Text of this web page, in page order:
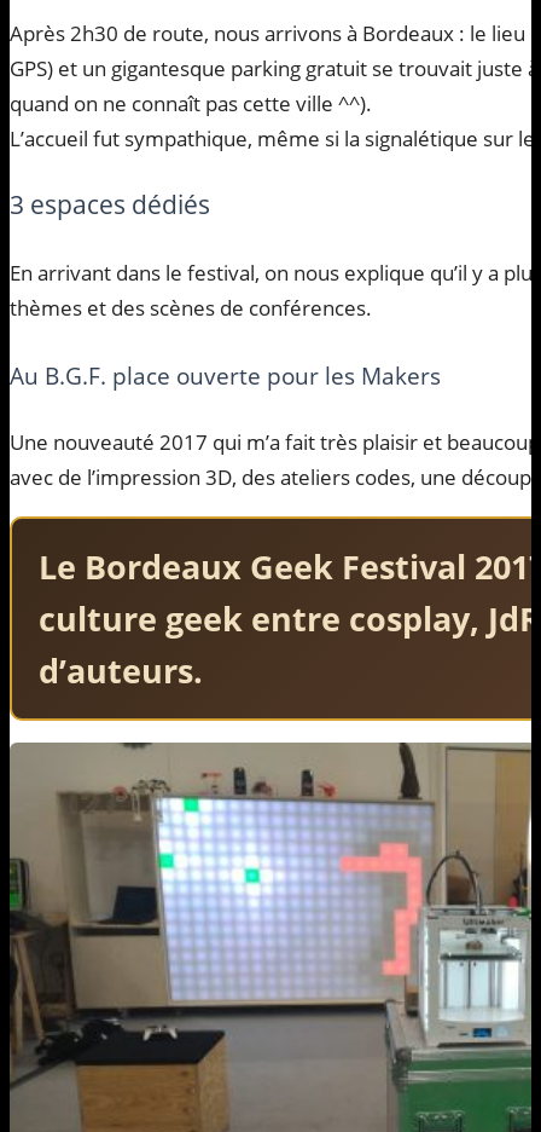
Après 2h30 de route, nous arrivons à Bordeaux : le lieu
GPS) et un gigantesque parking gratuit se trouvait juste
quand on ne connaît pas cette ville ^^).
L’accueil fut sympathique, même si la signalétique sur
3 espaces dédiés
En arrivant dans le festival, on nous explique qu’il y a
thèmes et des scènes de conférences.
Au B.G.F. place ouverte pour les Makers
Une nouveauté 2017 qui m’a fait très plaisir et
avec de l’impression 3D, des ateliers codes, une
Le Bordeaux Geek Festival
culture geek entre cosplay,
d’auteurs.